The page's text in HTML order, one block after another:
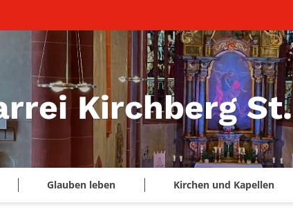
Kirchberg
Glauben leben Kirchen und Kapellen